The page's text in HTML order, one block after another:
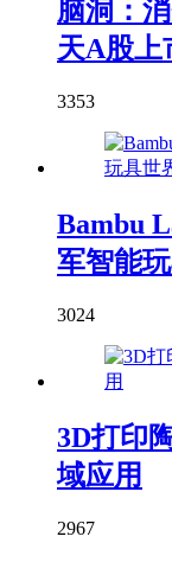
脑洞：
天A股上
3353
Bambu
军智能
3024
3D打印
域应用
2967